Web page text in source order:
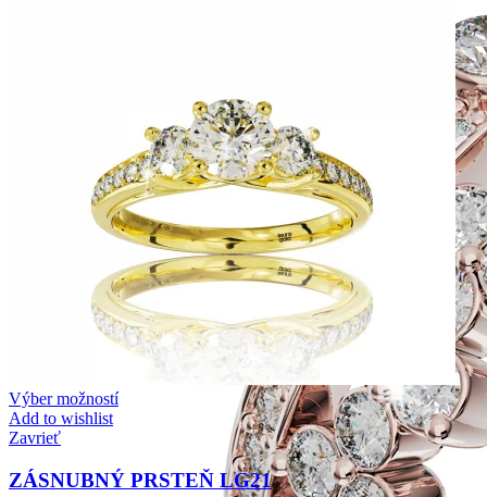
Výber možností
Add to wishlist
Zavrieť
ZÁSNUBNÝ PRSTEŇ LG21